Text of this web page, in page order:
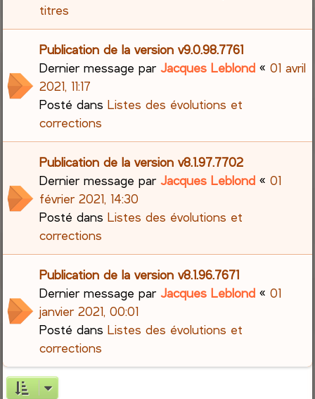
titres
Publication de la version v9.0.98.7761
Dernier message parJacques Leblond «01 avril
2021, 11:17
Posté dansListes des évolutions et
corrections
Publication de la version v8.1.97.7702
Dernier message parJacques Leblond «01
février 2021, 14:30
Posté dansListes des évolutions et
corrections
Publication de la version v8.1.96.7671
Dernier message parJacques Leblond «01
janvier 2021, 00:01
Posté dansListes des évolutions et
corrections